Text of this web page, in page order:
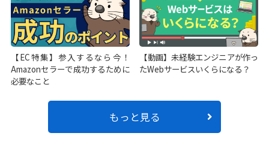
【EC特集】参入するなら今！
Amazonセラーで成功するために
必要なこと
【動画】未経験エンジニアが作っ
たWebサービスいくらになる？
もっと見る